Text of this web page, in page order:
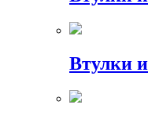
Втулки